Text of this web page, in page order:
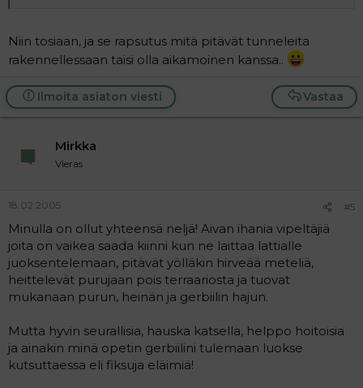
Niin tosiaan, ja se rapsutus mitä pitävät tunneleita
rakennellessaan taisi olla aikamoinen kanssa..
Vastaa
Ilmoita asiaton viesti
Mirkka
Vieras
18.02.2005 #5
Minulla on ollut yhteensä neljä! Aivan ihania vipeltäjiä
joita on vaikea saada kiinni kun ne laittaa lattialle
juoksentelemaan, pitävät yölläkin hirveää meteliä,
heittelevät purujaan pois terraariosta ja tuovat
mukanaan purun, heinän ja gerbiilin hajun.
Mutta hyvin seurallisia, hauska katsella, helppo hoitoisia
ja ainakin minä opetin gerbiilini tulemaan luokse
kutsuttaessa eli fiksuja eläimiä!